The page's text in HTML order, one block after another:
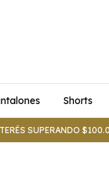
Shorts
SUPERANDO